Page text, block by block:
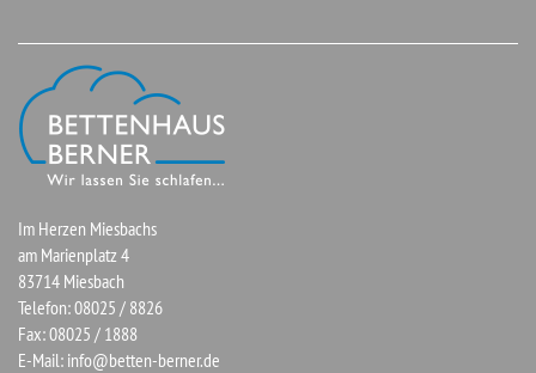
Im Herzen Miesbachs
am Marienplatz 4
83714 Miesbach
Telefon: 08025 / 8826
Fax: 08025 / 1888
E-Mail: info@betten-berner.de